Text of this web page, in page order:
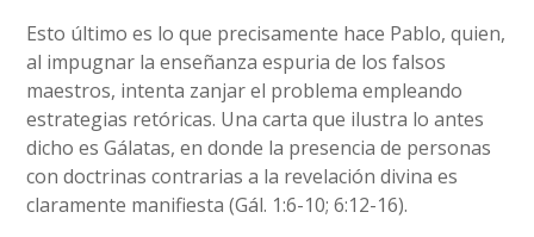
Esto último es lo que precisamente hace Pablo, quien,
al impugnar la enseñanza espuria de los falsos
maestros, intenta zanjar el problema empleando
estrategias retóricas. Una carta que ilustra lo antes
dicho es Gálatas, en donde la presencia de personas
con doctrinas contrarias a la revelación divina es
claramente manifiesta (Gál. 1:6-10; 6:12-16).